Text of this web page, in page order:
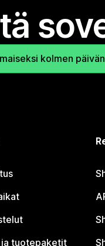
kolmen
ja tuotepaketit